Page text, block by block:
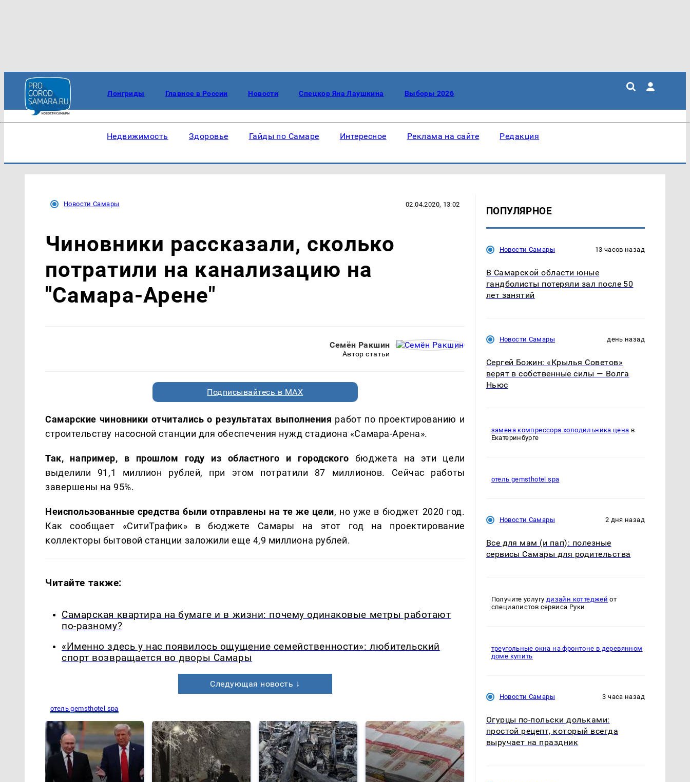
Лонгриды Главное в России Новости Спецкор Яна Лаушкина Выборы 2026
Недвижимость Здоровье Гайды по Самаре Интересное Реклама на сайте Редакция
Новости Самары 02.04.2020, 13:02
Чиновники рассказали, сколько
потратили на канализацию на
"Самара-Арене"
Семён Ракшин
Автор статьи
Подписывайтесь в MAX
Самарские чиновники отчитались о результатах выполнения работ по проектированию и
строительству насосной станции для обеспечения нужд стадиона «Самара-Арена».
Так, например, в прошлом году из областного и городского бюджета на эти цели
выделили 91,1 миллион рублей, при этом потратили 87 миллионов. Сейчас работы
завершены на 95%.
Неиспользованные средства были отправлены на те же цели, но уже в бюджет 2020 год.
Как сообщает «СитиТрафик» в бюджете Самары на этот год на проектирование
коллекторы бытовой станции заложили еще 4,9 миллиона рублей.
Читайте также:
Самарская квартира на бумаге и в жизни: почему одинаковые метры работают
по-разному?
«Именно здесь у нас появилось ощущение семейственности»: любительский
спорт возвращается во дворы Самары
Следующая новость ↓
отель gemsthotel spa
ПОПУЛЯРНОЕ
Новости Самары 13 часов назад
В Самарской области юные
гандболисты потеряли зал после 50
лет занятий
Новости Самары день назад
Сергей Божин: «Крылья Советов»
верят в собственные силы — Волга
Ньюс
замена компрессора холодильника цена в
Екатеринбурге
отель gemsthotel spa
Новости Самары 2 дня назад
Все для мам (и пап): полезные
сервисы Самары для родительства
Получите услугу дизайн коттеджей от
специалистов сервиса Руки
треугольные окна на фронтоне в деревянном
доме купить
Новости Самары 3 часа назад
Огурцы по‑польски дольками:
простой рецепт, который всегда
выручает на праздник